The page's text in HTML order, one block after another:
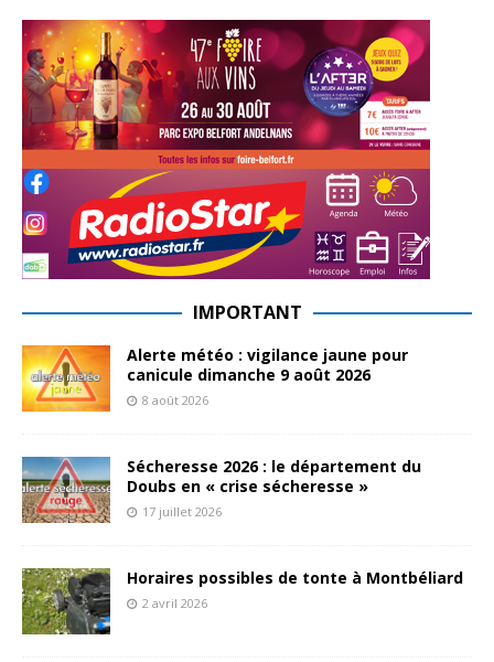
IMPORTANT
Alerte météo : vigilance jaune pour
canicule dimanche 9 août 2026
8 août 2026
Sécheresse 2026 : le département du
Doubs en « crise sécheresse »
17 juillet 2026
Horaires possibles de tonte à Montbéliard
2 avril 2026